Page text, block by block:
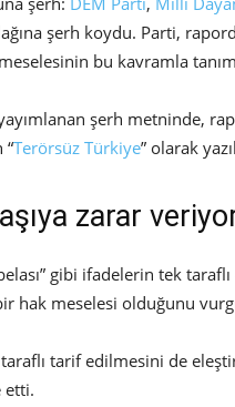
şerh koydu. Parti,
bu kavramla
şerh metninde,
“Terörsüz Türkiye” olarak
zarar
gibi ifadelerin tek
hak meselesi olduğunu
tarif edilmesini de
etti.